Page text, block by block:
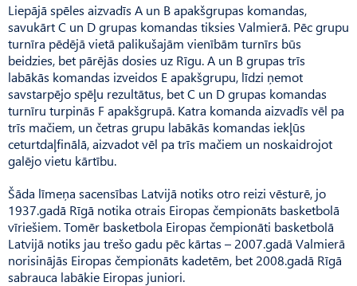
Liepājā spēles aizvadīs A un B apakšgrupas komandas,
savukārt C un D grupas komandas tiksies Valmierā. Pēc grupu
turnīra pēdējā vietā palikušajām vienībām turnīrs būs
beidzies, bet pārējās dosies uz Rīgu. A un B grupas trīs
labākās komandas izveidos E apakšgrupu, līdzi ņemot
savstarpējo spēļu rezultātus, bet C un D grupas komandas
turnīru turpinās F apakšgrupā. Katra komanda aizvadīs vēl pa
trīs mačiem, un četras grupu labākās komandas iekļūs
ceturtdaļfinālā, aizvadot vēl pa trīs mačiem un noskaidrojot
galējo vietu kārtību.
Šāda līmeņa sacensības Latvijā notiks otro reizi vēsturē, jo
1937.gadā Rīgā notika otrais Eiropas čempionāts basketbolā
vīriešiem. Tomēr basketbola Eiropas čempionāti basketbolā
Latvijā notiks jau trešo gadu pēc kārtas – 2007.gadā Valmierā
norisinājās Eiropas čempionāts kadetēm, bet 2008.gadā Rīgā
sabrauca labākie Eiropas juniori.